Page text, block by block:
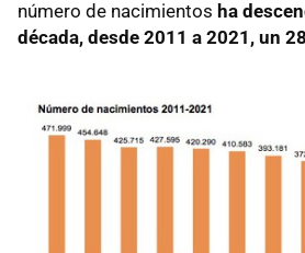
número de nacimientos ha
década, desde 2011 a 2021, un